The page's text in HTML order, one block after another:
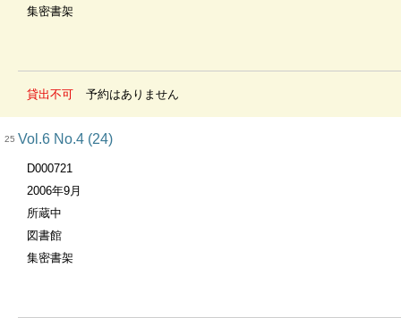
集密書架
貸出不可 予約はありません
25 Vol.6 No.4 (24)
D000721
2006年9月
所蔵中
図書館
集密書架